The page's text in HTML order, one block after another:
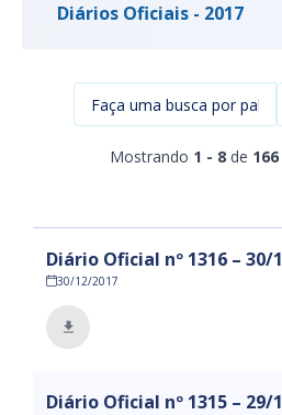
Diários Oficiais - 2017
Mostrando 1 - 8 de
Diário Oficial nº 1316 – 30/
30/12/2017
Diário Oficial nº 1315 – 29/